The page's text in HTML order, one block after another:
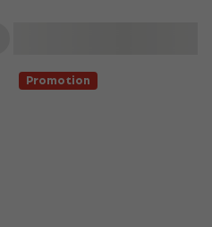
Promotion